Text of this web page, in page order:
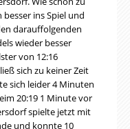
ins Spiel und
darauffolgenden
wieder besser
von 12:16
sich zu keiner Zeit
sich leider 4 Minuten
20:19 1 Minute vor
spielte jetzt mit
und konnte 10